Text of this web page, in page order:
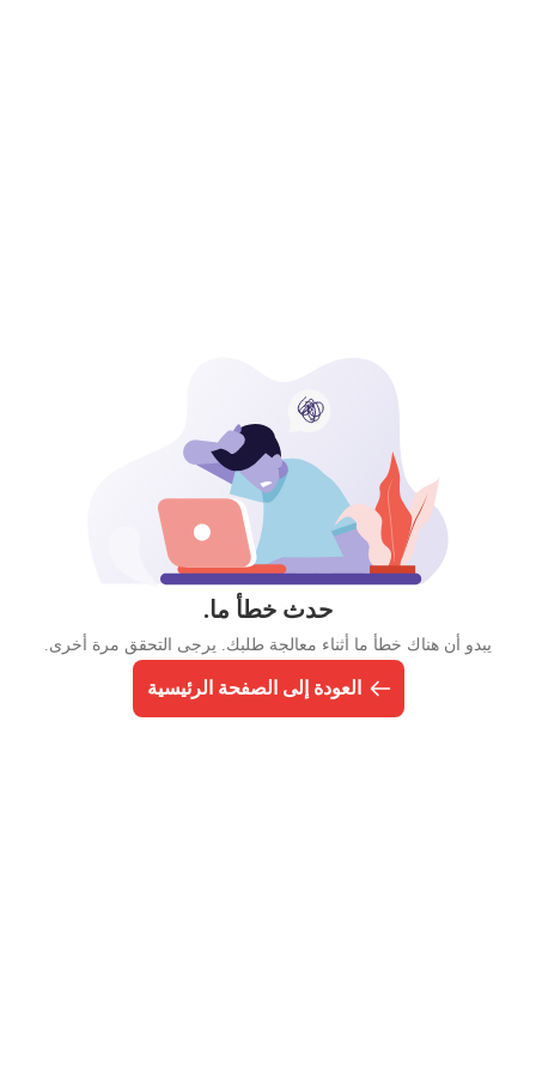
حدث خطأ ما.
يبدو أن هناك خطأ ما أثناء معالجة طلبك. يرجى التحقق مرة أخرى.
العودة إلى الصفحة الرئيسية